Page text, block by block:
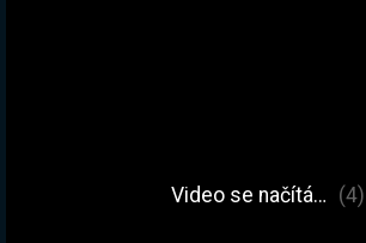
Video se načítá… (4)